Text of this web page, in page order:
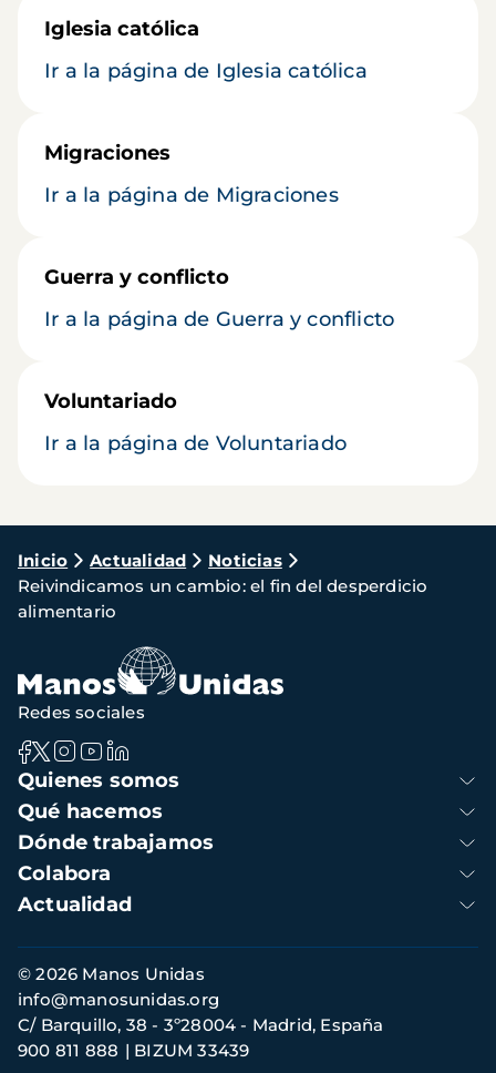
Iglesia católica
Ir a la página de Iglesia católica
Migraciones
Ir a la página de Migraciones
Guerra y conflicto
Ir a la página de Guerra y conflicto
Voluntariado
Ir a la página de Voluntariado
Ruta
de
navegación
Inicio Actualidad
Noticias
Reivindicamos un cambio: el fin del desperdicio
alimentario
Navegación
principal
Quienes somos
Qué hacemos
Dónde trabajamos
Colabora
Actualidad
Redes sociales
Información
de
contacto
© 2026 Manos Unidas
C/ Barquillo, 38 - 3º28004 - Madrid, España
900 811 888
BIZUM 33439
info@manosunidas.org